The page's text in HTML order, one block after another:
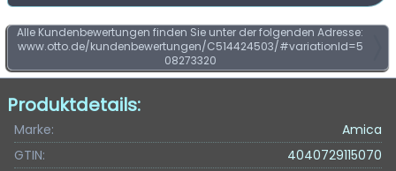
Alle Kundenbewertungen finden Sie unter der folgenden Adresse:
www.otto.de/kundenbewertungen/C514424503/#variationId=5
08273320
Produktdetails:
Marke:
Amica
GTIN:
4040729115070